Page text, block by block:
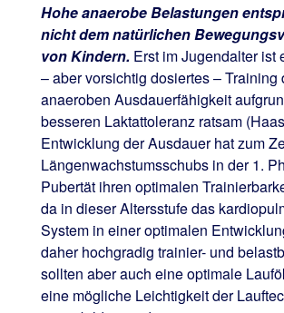
Hohe anaerobe Belastungen
nicht dem natürlichen
von Kindern.Erst im Jugendalter ist
– aber vorsichtig dosiertes – Training
anaeroben Ausdauerfähigkeit
besseren Laktattoleranz ratsam
Entwicklung der Ausdauer hat zum
Längenwachstumsschubs in der 1.
Pubertät ihren optimalen
da in dieser Altersstufe das
System in einer optimalen
daher hochgradig trainier- und
sollten aber auch eine optimale
eine mögliche Leichtigkeit der